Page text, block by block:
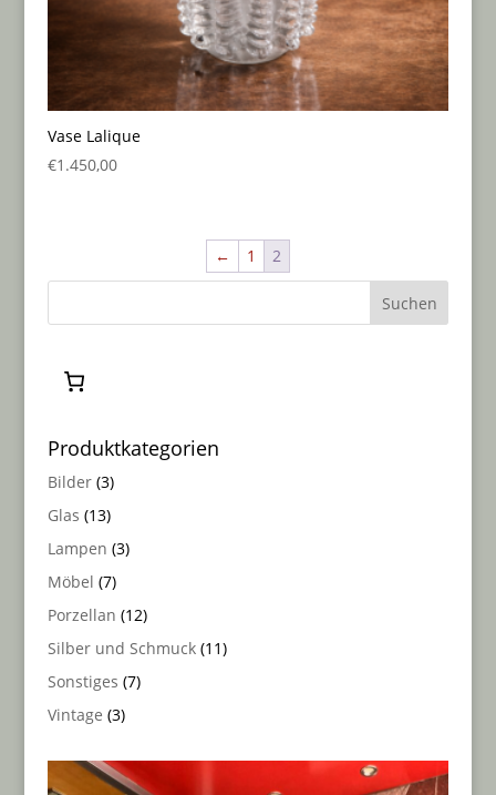
Vase Lalique
€1.450,00
← 1 2
Produktkategorien
Bilder 33
products
Glas 1313
products
Lampen 33
Möbel 77
products
Porzellan 1212
products
Silber und Schmuck 1111
Sonstiges 77
Vintage 33